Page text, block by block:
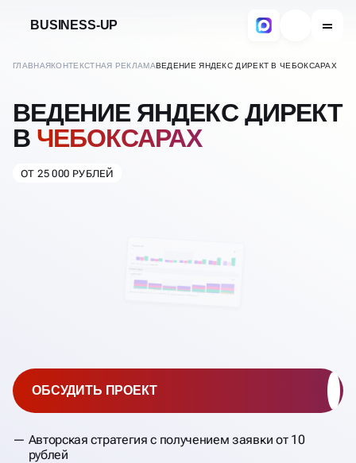
BUSINESS-UP
ГЛАВНАЯКОНТЕКСТНАЯ РЕКЛАМАВЕДЕНИЕ ЯНДЕКС ДИРЕКТ В ЧЕБОКСАРАХ
ВЕДЕНИЕ ЯНДЕКС ДИРЕКТ
В ЧЕБОКСАРАХ
ОТ 25 000 РУБЛЕЙ
Авторская стратегия с получением заявки от 10
рублей
ОБСУДИТЬ ПРОЕКТ